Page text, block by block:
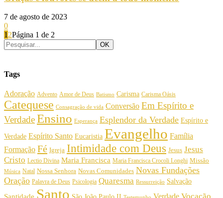
7 de agosto de 2023
0
1 2Página 1 de 2
Tags
Adoração Advento Amor de Deus Batismo Carisma Carisma Oásis
Catequese Consagração de vida Conversão Em Espírito e
VerdadeEnsino Esperança Esplendor da Verdade Espírito e
Verdade Espírito Santo Eucaristia Evangelho Família
Formação Fé Igreja Intimidade com Deus Jesus Jesus
Cristo Lectio Divina Maria Francisca Maria Francisca Crocoli Longhi Missão
Música Natal Nossa Senhora Novas Comunidades Novas Fundações
Oração Palavra de Deus Psicologia Quaresma Ressurreição Salvação
Santidade Santo Verdade